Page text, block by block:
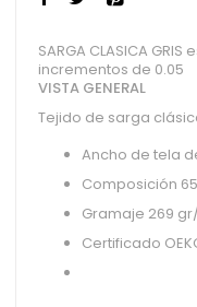
SARGA CLASICA
incrementos de 0.05
VISTA GENERAL
Tejido de sarga
Ancho de tela
Composición
Gramaje 269
Certificado